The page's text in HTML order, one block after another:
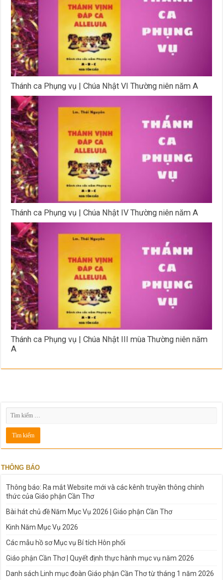
Thánh ca Phụng vụ | Chúa Nhật VI Thường niên năm A
Thánh ca Phụng vụ | Chúa Nhật IV Thường niên năm A
Thánh ca Phụng vụ | Chúa Nhật III mùa Thường niên năm
A
THÔNG BÁO
Thông báo: Ra mắt Website mới và các kênh truyền thông chính
thức của Giáo phận Cần Thơ
Bài hát chủ đề Năm Mục Vụ 2026 | Giáo phận Cần Thơ
Kinh Năm Mục Vụ 2026
Các mẫu hồ sơ Mục vụ Bí tích Hôn phối
Giáo phận Cần Thơ | Quyết định thực hành mục vụ năm 2026
Danh sách Linh mục đoàn Giáo phận Cần Thơ từ tháng 1 năm 2026